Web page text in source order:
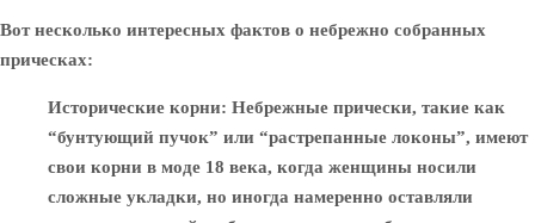
Вот несколько интересных фактов о небрежно собранных
прическах:
Исторические корни: Небрежные прически, такие как
“бунтующий пучок” или “растрепанные локоны”, имеют
свои корни в моде 18 века, когда женщины носили
сложные укладки, но иногда намеренно оставляли